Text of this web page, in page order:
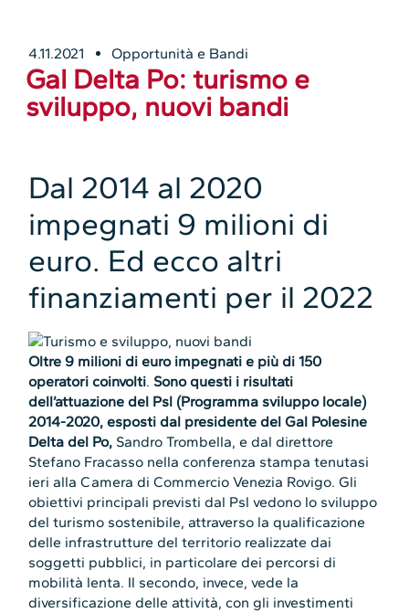
4.11.2021 Opportunità e Bandi
Gal Delta Po: turismo e
sviluppo, nuovi bandi
Dal 2014 al 2020
impegnati 9 milioni di
euro. Ed ecco altri
finanziamenti per il 2022
Oltre 9 milioni di euro impegnati e più di 150
operatori coinvolti. Sono questi i risultati
dell’attuazione del Psl (Programma sviluppo locale)
2014-2020, esposti dal presidente del Gal Polesine
Delta del Po, Sandro Trombella, e dal direttore
Stefano Fracasso nella conferenza stampa tenutasi
ieri alla Camera di Commercio Venezia Rovigo. Gli
obiettivi principali previsti dal Psl vedono lo sviluppo
del turismo sostenibile, attraverso la qualificazione
delle infrastrutture del territorio realizzate dai
soggetti pubblici, in particolare dei percorsi di
mobilità lenta. Il secondo, invece, vede la
diversificazione delle attività, con gli investimenti